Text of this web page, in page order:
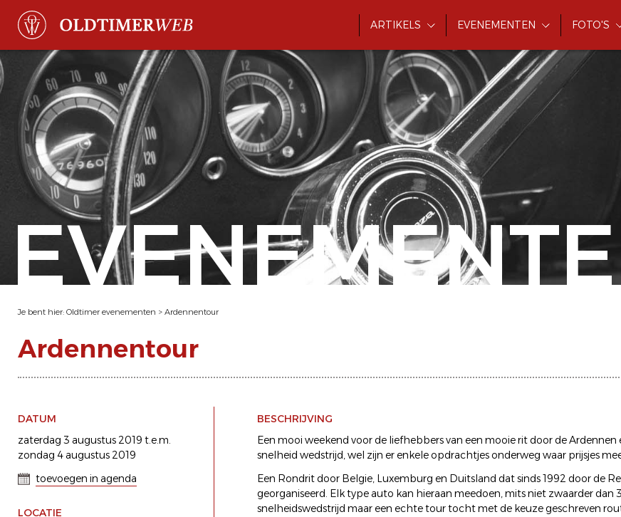
ARTIKELS EVENEMENTEN FOTO'S
Je bent hier: Oldtimer evenementen > Ardennentour
Ardennentour
DATUM
zaterdag 3 augustus 2019 t.e.m.
zondag 4 augustus 2019
toevoegen in agenda
LOCATIE
BESCHRIJVING
Een mooi weekend voor de liefhebbers van een mooie rit door de Ardennen
snelheid wedstrijd, wel zijn er enkele opdrachtjes onderweg waar prijsjes
Een Rondrit door Belgie, Luxemburg en Duitsland dat sinds 1992 door de
georganiseerd. Elk type auto kan hieraan meedoen, mits niet zwaarder dan
snelheidswedstrijd maar een echte tour tocht met de keuze geschreven